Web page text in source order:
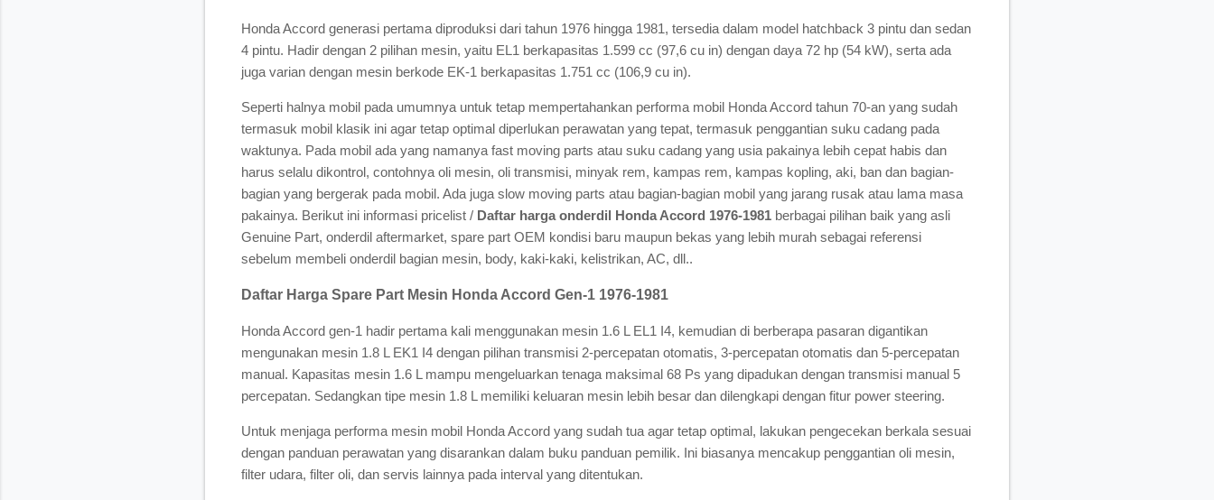
Honda Accord generasi pertama diproduksi dari tahun 1976 hingga 1981, tersedia dalam model hatchback 3 pintu dan sedan
4 pintu. Hadir dengan 2 pilihan mesin, yaitu EL1 berkapasitas 1.599 cc (97,6 cu in) dengan daya 72 hp (54 kW), serta ada
juga varian dengan mesin berkode EK-1 berkapasitas 1.751 cc (106,9 cu in).
Seperti halnya mobil pada umumnya untuk tetap mempertahankan performa mobil Honda Accord tahun 70-an yang sudah
termasuk mobil klasik ini agar tetap optimal diperlukan perawatan yang tepat, termasuk penggantian suku cadang pada
waktunya. Pada mobil ada yang namanya fast moving parts atau suku cadang yang usia pakainya lebih cepat habis dan
harus selalu dikontrol, contohnya oli mesin, oli transmisi, minyak rem, kampas rem, kampas kopling, aki, ban dan bagian-
bagian yang bergerak pada mobil. Ada juga slow moving parts atau bagian-bagian mobil yang jarang rusak atau lama masa
pakainya. Berikut ini informasi pricelist / Daftar harga onderdil Honda Accord 1976-1981 berbagai pilihan baik yang asli
Genuine Part, onderdil aftermarket, spare part OEM kondisi baru maupun bekas yang lebih murah sebagai referensi
sebelum membeli onderdil bagian mesin, body, kaki-kaki, kelistrikan, AC, dll..
Daftar Harga Spare Part Mesin Honda Accord Gen-1 1976-1981
Honda Accord gen-1 hadir pertama kali menggunakan mesin 1.6 L EL1 I4, kemudian di berberapa pasaran digantikan
mengunakan mesin 1.8 L EK1 I4 dengan pilihan transmisi 2-percepatan otomatis, 3-percepatan otomatis dan 5-percepatan
manual. Kapasitas mesin 1.6 L mampu mengeluarkan tenaga maksimal 68 Ps yang dipadukan dengan transmisi manual 5
percepatan. Sedangkan tipe mesin 1.8 L memiliki keluaran mesin lebih besar dan dilengkapi dengan fitur power steering.
Untuk menjaga performa mesin mobil Honda Accord yang sudah tua agar tetap optimal, lakukan pengecekan berkala sesuai
dengan panduan perawatan yang disarankan dalam buku panduan pemilik. Ini biasanya mencakup penggantian oli mesin,
filter udara, filter oli, dan servis lainnya pada interval yang ditentukan.